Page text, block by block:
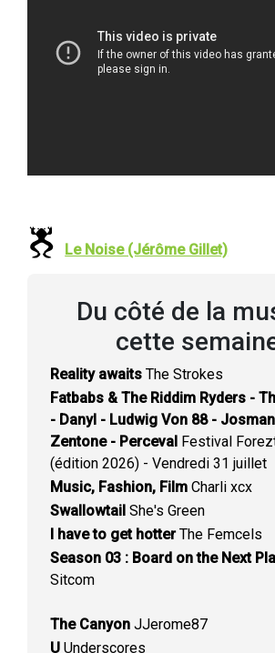
Le Noise (Jérôme Gillet)
Du côté de la
cette
Reality awaits The Strokes
Fatbabs & The Riddim Ryders -
- Danyl - Ludwig Von 88 -
Zentone - Perceval Festival
(édition 2026) - Vendredi 31 juillet
Music, Fashion, Film Charli xcx
Swallowtail She's Green
I have to get hotterThe Femcels
Season 03 : Board on the Next
Sitcom
The Canyon JJerome87
U Underscores